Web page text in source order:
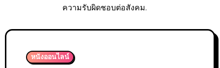
ความรับผิดชอบต่อสังคม.
หนังออนไลน์